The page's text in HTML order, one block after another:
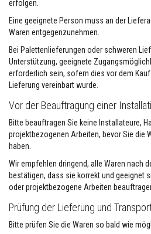
a
m
n
p
l
a
t
e
&
S
t
ü
r
e
i
z
erfolgen.
Eine geeignete Person muss an der
Waren entgegenzunehmen.
Bei Palettenlieferungen oder schweren
Unterstützung, geeignete
erforderlich sein, sofern dies vor dem
Lieferung vereinbart wurde.
Vor der Beauftragung einer
Bitte beauftragen Sie keine Installateure,
projektbezogenen Arbeiten, bevor Sie die
haben.
Wir empfehlen dringend, alle Waren nach
bestätigen, dass sie korrekt und geeignet
oder projektbezogene Arbeiten
Prüfung der Lieferung und
Bitte prüfen Sie die Waren so bald wie